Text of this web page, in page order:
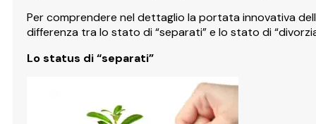
Per comprendere nel dettaglio la portata innovativa
differenza tra lo stato di “separati” e lo stato di
Lo status di “separati”